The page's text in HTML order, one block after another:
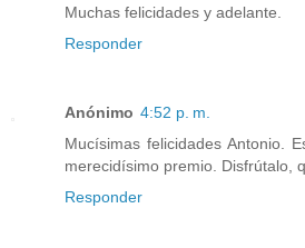
Muchas felicidades y adelante.
Responder
Anónimo 4:52 p. m.
Mucísimas felicidades Antonio.
merecidísimo premio. Disfrútalo,
Responder